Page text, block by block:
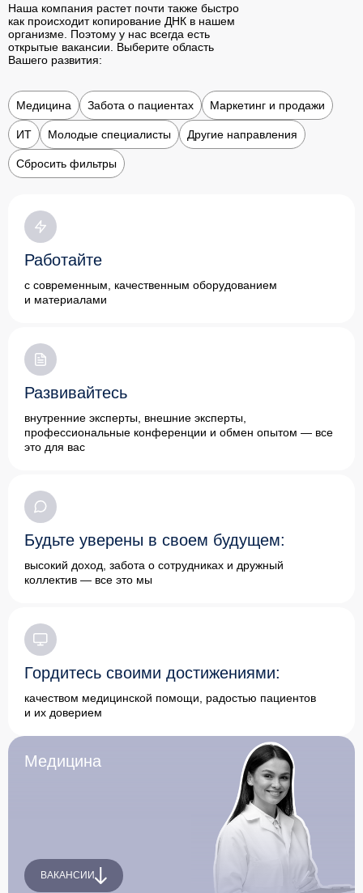
Наша компания растет почти также быстро
как происходит копирование ДНК в нашем
организме. Поэтому у нас всегда есть
открытые вакансии. Выберите область
Вашего развития:
Медицина Забота о пациентах Маркетинг и продажи
ИТ Молодые специалисты Другие направления
Сбросить фильтры
ВАКАНСИИ
Медицина
Работайте
с современным, качественным оборудованием
и материалами
Развивайтесь
внутренние эксперты, внешние эксперты,
профессиональные конференции и обмен опытом — все
это для вас
Будьте уверены в своем будущем:
высокий доход, забота о сотрудниках и дружный
коллектив — все это мы
Гордитесь своими достижениями:
качеством медицинской помощи, радостью пациентов
и их доверием